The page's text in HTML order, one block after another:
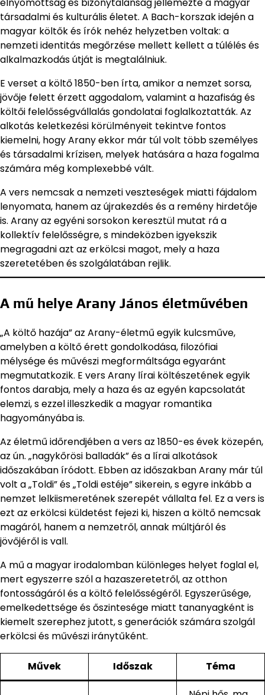
társadalmi és kulturális életet. A Bach-korszak idején a
magyar költők és írók nehéz helyzetben voltak: a
nemzeti identitás megőrzése mellett kellett a túlélés és
alkalmazkodás útját is megtalálniuk.
E verset a költő 1850-ben írta, amikor a nemzet sorsa,
jövője felett érzett aggodalom, valamint a hazafiság és
költői felelősségvállalás gondolatai foglalkoztatták. Az
alkotás keletkezési körülményeit tekintve fontos
kiemelni, hogy Arany ekkor már túl volt több személyes
és társadalmi krízisen, melyek hatására a haza fogalma
számára még komplexebbé vált.
A vers nemcsak a nemzeti veszteségek miatti fájdalom
lenyomata, hanem az újrakezdés és a remény hirdetője
is. Arany az egyéni sorsokon keresztül mutat rá a
kollektív felelősségre, s mindeközben igyekszik
megragadni azt az erkölcsi magot, mely a haza
szeretetében és szolgálatában rejlik.
A mű helye Arany János életművében
„A költő hazája” az Arany-életmű egyik kulcsműve,
amelyben a költő érett gondolkodása, filozófiai
mélysége és művészi megformáltsága egyaránt
megmutatkozik. E vers Arany lírai költészetének egyik
fontos darabja, mely a haza és az egyén kapcsolatát
elemzi, s ezzel illeszkedik a magyar romantika
hagyományába is.
Az életmű időrendjében a vers az 1850-es évek közepén,
az ún. „nagykőrösi balladák” és a lírai alkotások
időszakában íródott. Ebben az időszakban Arany már túl
volt a „Toldi” és „Toldi estéje” sikerein, s egyre inkább a
nemzet lelkiismeretének szerepét vállalta fel. Ez a vers is
ezt az erkölcsi küldetést fejezi ki, hiszen a költő nemcsak
magáról, hanem a nemzetről, annak múltjáról és
jövőjéről is vall.
A mű a magyar irodalomban különleges helyet foglal el,
mert egyszerre szól a hazaszeretetről, az otthon
fontosságáról és a költő felelősségéről. Egyszerűsége,
emelkedettsége és őszintesége miatt tananyagként is
kiemelt szerephez jutott, s generációk számára szolgál
erkölcsi és művészi iránytűként.
Művek Időszak Téma